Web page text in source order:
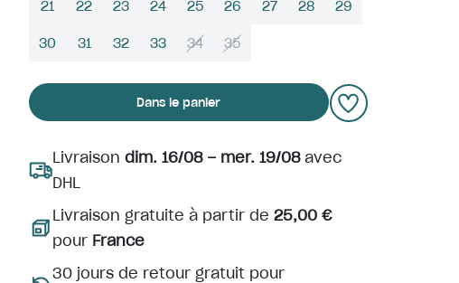
21 22 23 24 25 26 27 28 29
30 31 32 33 34 35
Dans le panier
Livraison dim. 16/08 – mer. 19/08avec
DHL
Livraison gratuite à partir de 25,00 €
pour France
30 jours de retour gratuit pour